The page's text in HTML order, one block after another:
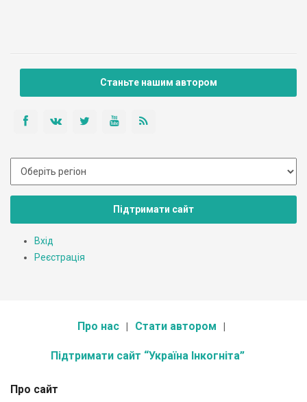
Станьте нашим автором
Підтримати сайт
Вхід
Реєстрація
Про нас Стати автором
Підтримати сайт “Україна Інкогніта”
Про сайт